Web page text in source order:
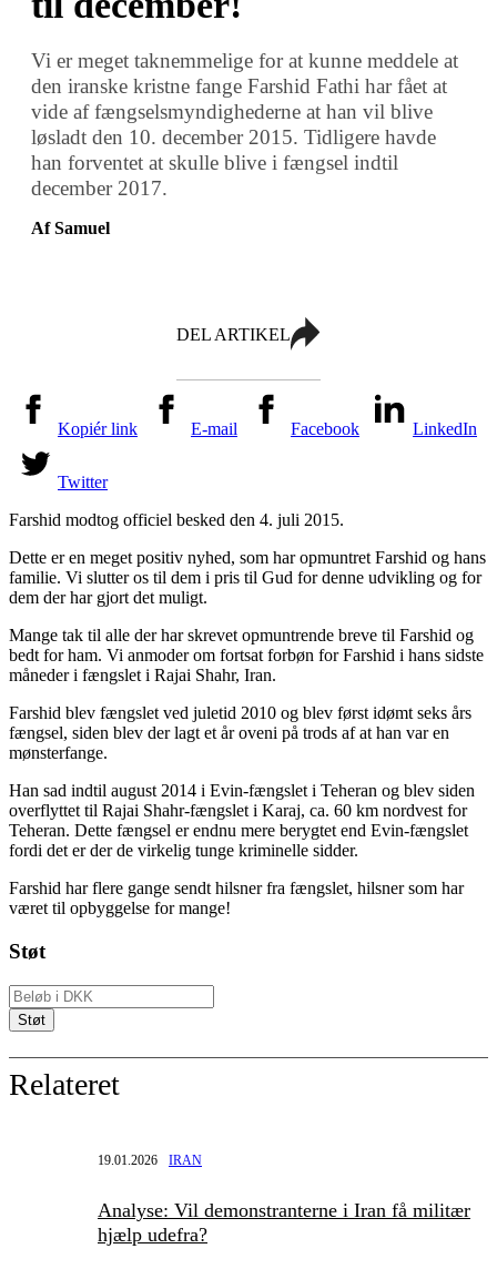
Vi er meget taknemmelige for at kunne meddele at
den iranske kristne fange Farshid Fathi har fået at
vide af fængselsmyndighederne at han vil blive
løsladt den 10. december 2015. Tidligere havde
han forventet at skulle blive i fængsel indtil
december 2017.
Af Samuel
DEL ARTIKEL
Kopiér link E-mail Facebook LinkedIn
Twitter
Farshid modtog officiel besked den 4. juli 2015.
Dette er en meget positiv nyhed, som har opmuntret Farshid og hans
familie. Vi slutter os til dem i pris til Gud for denne udvikling og for
dem der har gjort det muligt.
Mange tak til alle der har skrevet opmuntrende breve til Farshid og
bedt for ham. Vi anmoder om fortsat forbøn for Farshid i hans sidste
måneder i fængslet i Rajai Shahr, Iran.
Farshid blev fængslet ved juletid 2010 og blev først idømt seks års
fængsel, siden blev der lagt et år oveni på trods af at han var en
mønsterfange.
Han sad indtil august 2014 i Evin-fængslet i Teheran og blev siden
overflyttet til Rajai Shahr-fængslet i Karaj, ca. 60 km nordvest for
Teheran. Dette fængsel er endnu mere berygtet end Evin-fængslet
fordi det er der de virkelig tunge kriminelle sidder.
Farshid har flere gange sendt hilsner fra fængslet, hilsner som har
været til opbyggelse for mange!
Støt
Relateret
19.01.2026 IRAN
Analyse: Vil demonstranterne i Iran få militær
hjælp udefra?